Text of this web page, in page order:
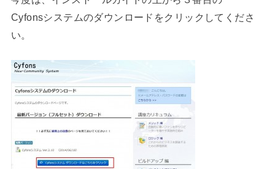
Cyfonsシステムのダウンロードをクリックしてくださ
い。